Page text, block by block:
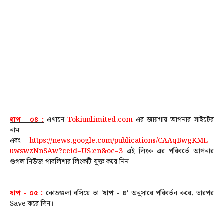
ধাপ - ০৪ : এখানে Tokiunlimited.com এর জায়গায় আপনার সাইটের
নাম
এবংhttps://news.google.com/publications/CAAqBwgKML--
uwswzNnSAw?ceid=US:en&oc=3 এই লিংক এর পরিবর্তে আপনার
গুগল নিউজ পাবলিশার লিংকটি যুক্ত করে নিন।
ধাপ - ০৫ :কোডগুলা বসিয়ে তা ‘ধাপ - ৪’ অনুসারে পরিবর্তন করে, তারপর
Save করে দিন।